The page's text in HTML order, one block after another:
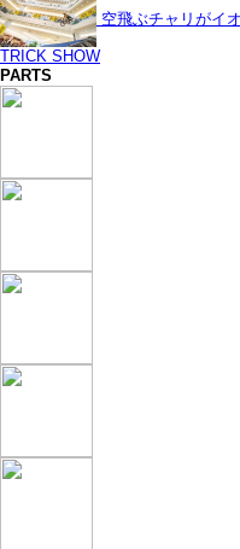
空飛ぶチャリがイ
TRICK SHOW
PARTS